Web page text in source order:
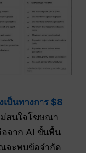
เป็นทางการ $8
ม่สนใจโฆษณา
อจาก AI ขั้นพื้น
จะพบข้อจำกัด